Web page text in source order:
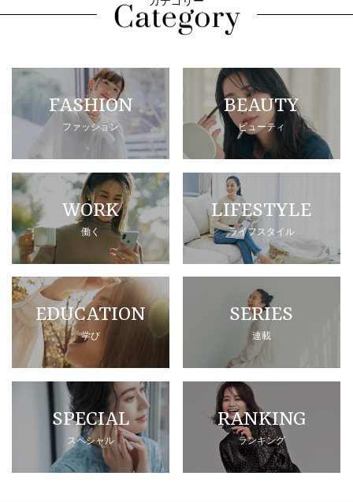
FASHION
ファッション
BEAUTY
ビューティ
WORK
働く
LIFESTYLE
ライフスタイル
EDUCATION
学び
SERIES
連載
SPECIAL
スペシャル
RANKING
ランキング